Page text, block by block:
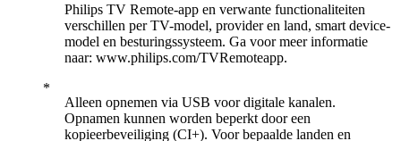
Philips TV Remote-app en verwante functionaliteiten
verschillen per TV-model, provider en land, smart device-
model en besturingssysteem. Ga voor meer informatie
naar: www.philips.com/TVRemoteapp.
Alleen opnemen via USB voor digitale kanalen.
Opnamen kunnen worden beperkt door een
kopieerbeveiliging (CI+). Voor bepaalde landen en